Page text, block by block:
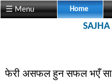
☰ Menu Home
फेरी असफल हुन सफल भएँ